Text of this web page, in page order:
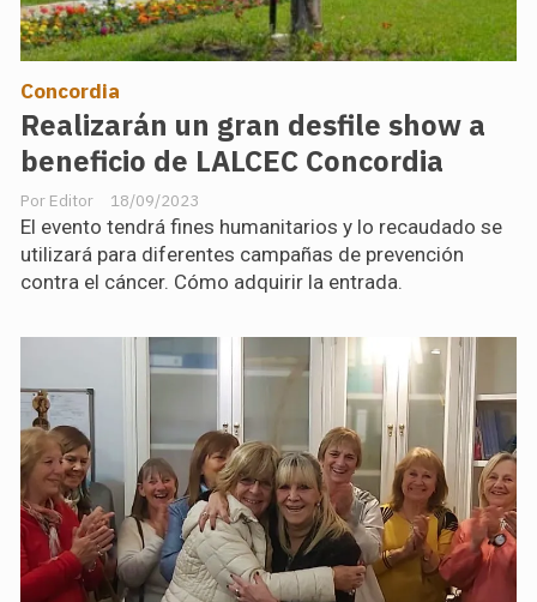
Realizarán un gran desfile show a
beneficio de LALCEC Concordia
Editor
Concordia
18/09/2023
El evento tendrá fines humanitarios y lo recaudado se
utilizará para diferentes campañas de prevención
contra el cáncer. Cómo adquirir la entrada.